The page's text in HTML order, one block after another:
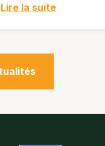
Lire la suite